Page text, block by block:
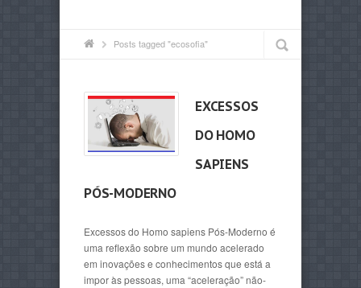
Posts tagged "ecosofia"
EXCESSOS
DO HOMO
SAPIENS
PÓS-MODERNO
Excessos do Homo sapiens Pós-Moderno é
uma reflexão sobre um mundo acelerado
em inovações e conhecimentos que está a
impor às pessoas, uma “aceleração” não-